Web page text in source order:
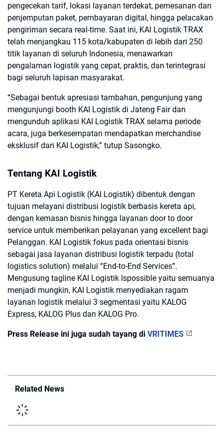
pengecekan tarif, lokasi layanan terdekat, pemesanan dan
penjemputan paket, pembayaran digital, hingga pelacakan
pengiriman secara real-time. Saat ini, KAI Logistik TRAX
telah menjangkau 115 kota/kabupaten di lebih dari 250
titik layanan di seluruh Indonesia, menawarkan
pengalaman logistik yang cepat, praktis, dan terintegrasi
bagi seluruh lapisan masyarakat.
“Sebagai bentuk apresiasi tambahan, pengunjung yang
mengunjungi booth KAI Logistik di Jateng Fair dan
mengunduh aplikasi KAI Logistik TRAX selama periode
acara, juga berkesempatan mendapatkan merchandise
eksklusif dari KAI Logistik,” tutup Sasongko.
Tentang KAI Logistik
PT Kereta Api Logistik (KAI Logistik) dibentuk dengan
tujuan melayani distribusi logistik berbasis kereta api,
dengan kemasan bisnis hingga layanan door to door
service untuk memberikan pelayanan yang excellent bagi
Pelanggan. KAI Logistik fokus pada orientasi bisnis
sebagai jasa layanan distribusi logistik terpadu (total
logistics solution) melalui “End-to-End Services”.
Mengusung tagline KAI Logistik Ispossible yaitu semuanya
menjadi mungkin, KAI Logistik menyediakan ragam
layanan logistik melalui 3 segmentasi yaitu KALOG
Express, KALOG Plus dan KALOG Pro.
Press Release ini juga sudah tayang di VRITIMES
Related News